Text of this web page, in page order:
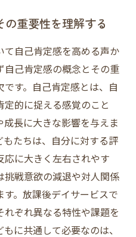
重要性を理解する
て自己肯定感を高める声か
自己肯定感の概念とその重
す。自己肯定感とは、自
的に捉える感覚のこと
長に大きな影響を与えま
たちは、自分に対する評
応に大きく左右されやす
挑戦意欲の減退や対人関係
。放課後デイサービスで
ぞれ異なる特性や課題を
に共通して必要なのは、